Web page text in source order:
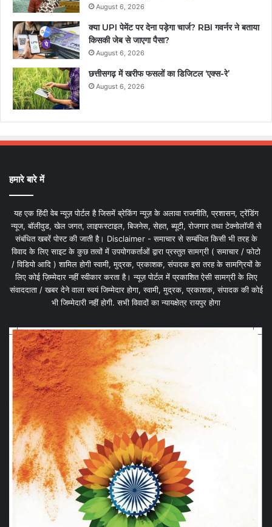
August 6, 2026
क्या UPI पेमेंट पर देना पड़ेगा चार्ज? RBI गवर्नर ने बताया
किसकी जेब से जाएगा पैसा?
August 6, 2026
छत्तीसगढ़ में खरीफ फसलों का डिजिटल ‘एक्स-रे’
August 6, 2026
हमारे बारे में
यह एक हिंदी वेब न्यूज़ पोर्टल है जिसमें ब्रेकिंग न्यूज़ के अलावा राजनीति, प्रशासन, ट्रेंडिंग
न्यूज, बॉलीवुड, खेल जगत, लाइफस्टाइल, बिजनेस, सेहत, ब्यूटी, रोजगार तथा टेक्नोलॉजी से
संबंधित खबरें पोस्ट की जाती है। Disclaimer - समाचार से सम्बंधित किसी भी तरह के
विवाद के लिए साइट के कुछ तत्वों में उपयोगकर्ताओं द्वारा प्रस्तुत सामग्री ( समाचार / फोटो
/ विडियो आदि ) शामिल होगी स्वामी, मुद्रक, प्रकाशक, संपादक इस तरह के सामग्रियों के
लिए कोई ज़िम्मेदार नहीं स्वीकार करता है। न्यूज़ पोर्टल में प्रकाशित ऐसी सामग्री के लिए
संवाददाता / खबर देने वाला स्वयं जिम्मेदार होगा, स्वामी, मुद्रक, प्रकाशक, संपादक की कोई
भी जिम्मेदारी नहीं होगी. सभी विवादों का न्यायक्षेत्र रायपुर होगा